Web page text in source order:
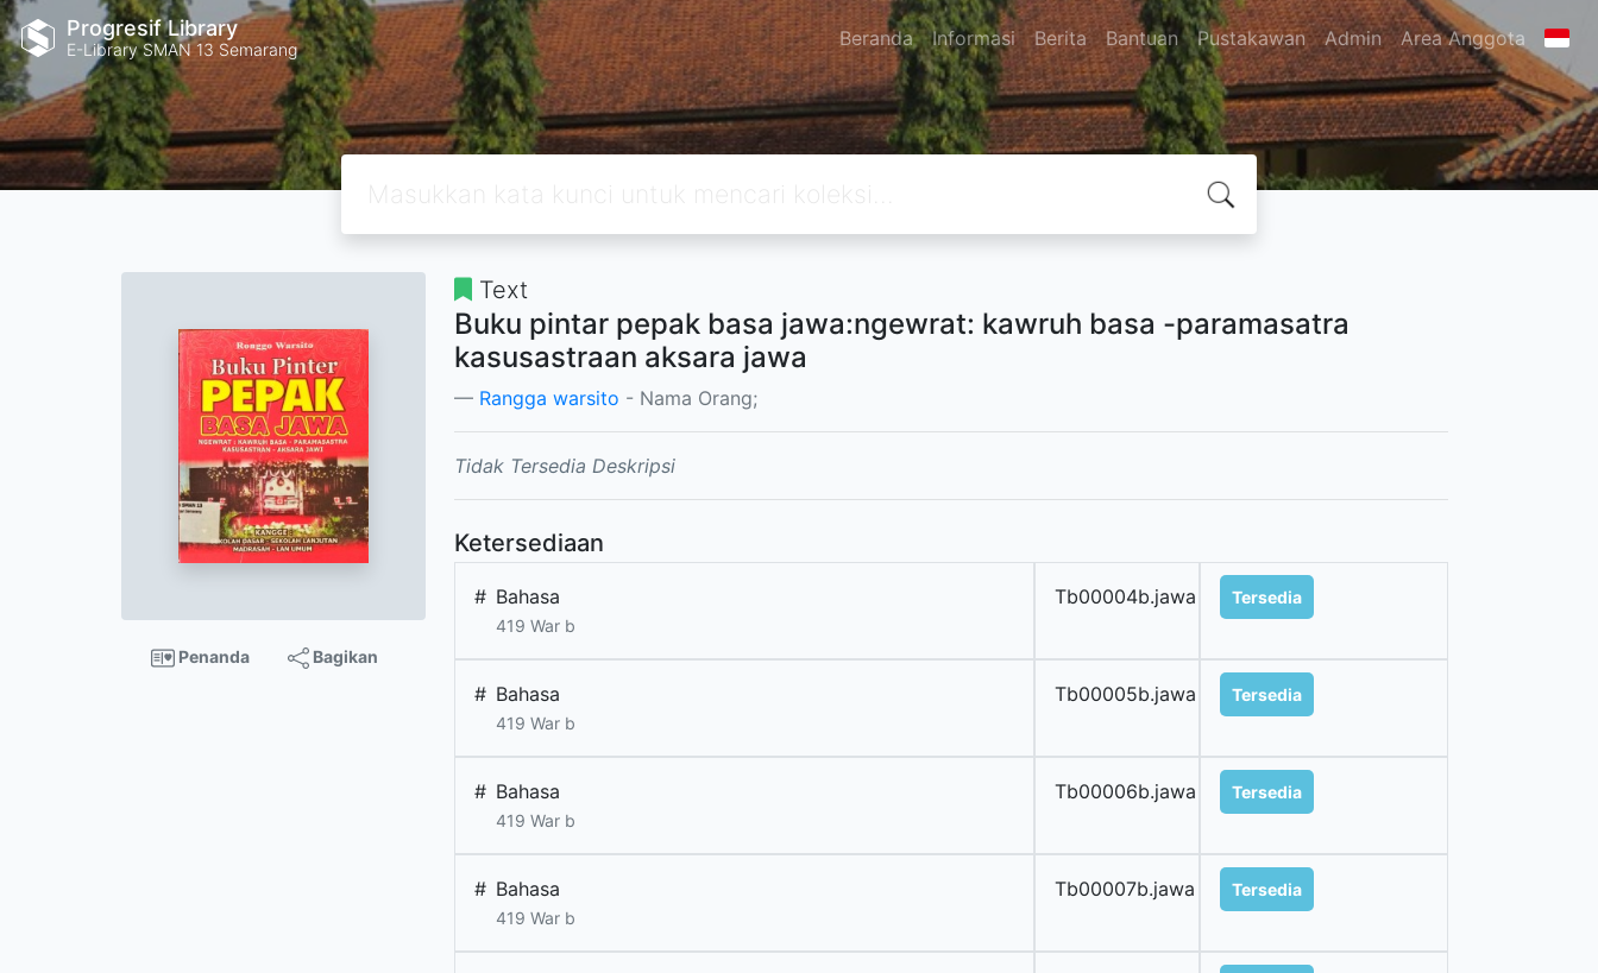
Progresif Library
E-Library SMAN 13 Semarang Beranda Informasi Berita Bantuan Pustakawan Admin Area Anggota
Penanda Bagikan
Text
Buku pintar pepak basa jawa:ngewrat: kawruh basa -paramasatra
kasusastraan aksara jawa
Rangga warsito - Nama Orang;
Tidak Tersedia Deskripsi
Ketersediaan
# Bahasa
419 War b
Tb00004b.jawa Tersedia
# Bahasa
419 War b
Tb00005b.jawa Tersedia
# Bahasa
419 War b
Tb00006b.jawa Tersedia
# Bahasa
419 War b
Tb00007b.jawa Tersedia